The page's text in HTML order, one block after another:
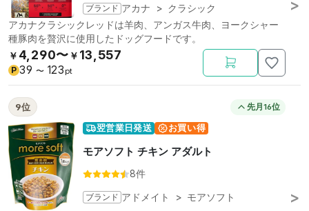
ブランド アカナ > クラシック
アカナクラシックレッドは羊肉、アンガス牛肉、ヨークシャー
種豚肉を贅沢に使用したドッグフードです。
￥ 4,290〜 ￥ 13,557
P 39 〜 123 pt
9位 先月16位
翌営業日発送 お買い得
モアソフト チキン アダルト
8件
ブランド アドメイト > モアソフト